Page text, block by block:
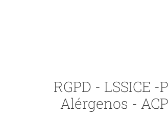
RGPD - LSSICE
Alérgenos -